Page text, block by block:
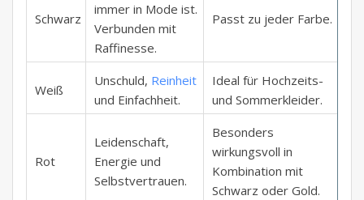
Schwarz
immer in Mode ist.
Verbunden mit
Raffinesse.
Passt zu jeder Farbe.
Weiß
Unschuld, Reinheit
und Einfachheit.
Ideal für Hochzeits-
und Sommerkleider.
Rot
Leidenschaft,
Energie und
Selbstvertrauen.
Besonders
wirkungsvoll in
Kombination mit
Schwarz oder Gold.